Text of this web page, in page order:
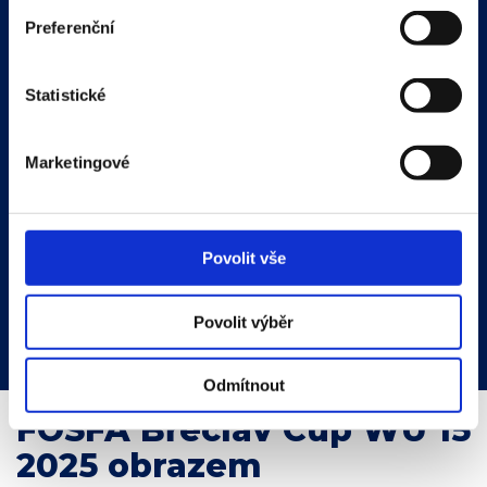
Preferenční
Statistické
Marketingové
Povolit vše
Povolit výběr
Odmítnout
Foto: FOSFA MSK Břeclav
FOSFA Břeclav Cup WU 15
2025 obrazem